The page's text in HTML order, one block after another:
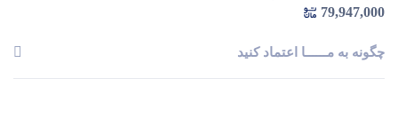
79,947,000
چگونه به مــــــا اعتماد کنید